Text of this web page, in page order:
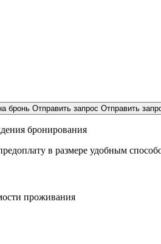
бронь Отправить запрос Отправить
бронирования
в размере удобным
проживания